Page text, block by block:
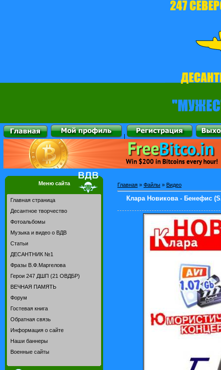
|
Меню сайта
Главная страница
Десантное творчество
Фотоальбомы
Музыка и видео о ВДВ
Статьи
ДЕСАНТНИК №1
Фразы В.Ф.Маргелова
Герои 247 ДШП (21 ОВДБР)
ВЕЧНАЯ ПАМЯТЬ
Форум
Гостевая книга
Обратная связь
Информация о сайте
Наши баннеры
Военные сайты
Главная » Файлы » Видео
Клара Новикова - Бенефис